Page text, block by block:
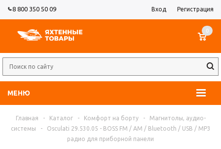
8 800 350 50 09 Вход Регистрация
МЕНЮ
0
Главная - Каталог - Комфорт на борту -
Магнитолы, аудио-
системы
-
Osculati 29.530.05 - BOSS FM / AM / Bluetooth / USB / MP3
радио для приборной панели